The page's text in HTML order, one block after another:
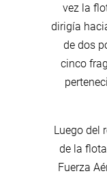
vez la
dirigía
de dos
cinco
Luego del
de la
Fuerza